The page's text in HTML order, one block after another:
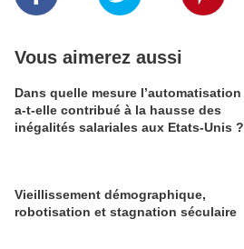
Vous aimerez aussi
Dans quelle mesure l’automatisation
a-t-elle contribué à la hausse des
inégalités salariales aux Etats-Unis ?
Vieillissement démographique,
robotisation et stagnation séculaire